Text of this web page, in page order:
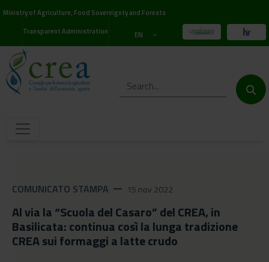
Ministry of Agriculture, Food Sovereignty and Forests
Transparent Administration
EN
COMUNICATO STAMPA remove 15 nov 2022
Al via la “Scuola del Casaro” del CREA, in
Basilicata: continua così la lunga tradizione
CREA sui formaggi a latte crudo